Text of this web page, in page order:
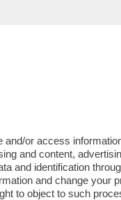
HA
and/or access
and content,
and identification
and change your
to object to such